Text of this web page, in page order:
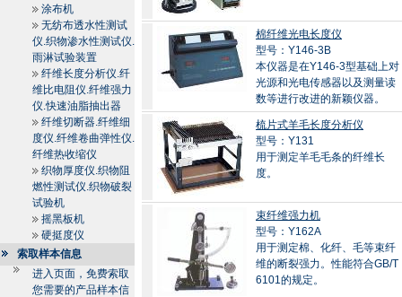
涂布机
无纺布透水性测试
仪.织物渗水性测试仪.
雨淋试验装置
纤维长度分析仪.纤
维比电阻仪.纤维强力
仪.快速油脂抽出器
纤维切断器.纤维细
度仪.纤维卷曲弹性仪.
纤维热收缩仪
织物厚度仪.织物阻
燃性测试仪.织物破裂
试验机
摇黑板机
硬挺度仪
索取样本信息
进入页面，免费索取
您需要的产品样本信
棉纤维光电长度仪
型号：Y146-3B
本仪器是在Y146-3型基础上对
光源和光电传感器以及测量读
数等进行改进的新颖仪器。
梳片式羊毛长度分析仪
型号：Y131
用于测定羊毛毛条的纤维长
度。
束纤维强力机
型号：Y162A
用于测定棉、化纤、毛等束纤
维的断裂强力。性能符合GB/T
6101的规定。